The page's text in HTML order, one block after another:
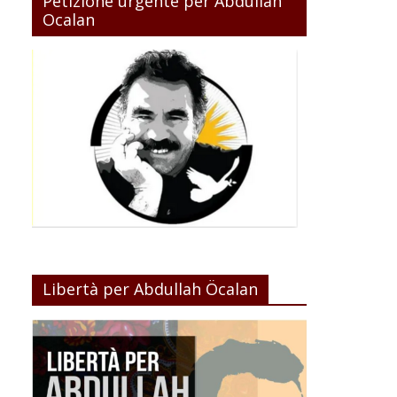
Ocalan
Libertà per Abdullah Öcalan